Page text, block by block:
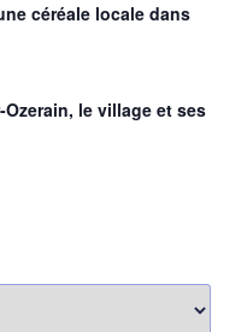
céréale locale dans
le village et ses